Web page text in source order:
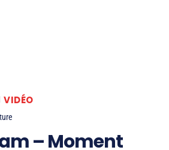
VIDÉO
– Moment